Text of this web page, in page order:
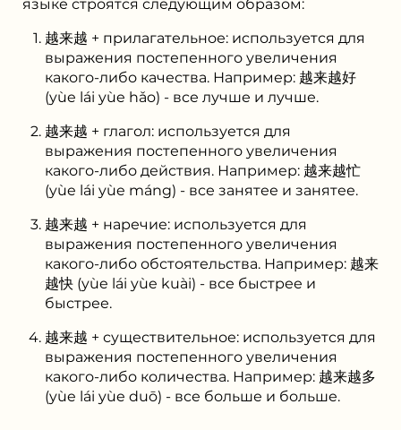
языке строятся следующим образом:
越来越 + прилагательное: используется для
выражения постепенного увеличения
какого-либо качества. Например: 越来越好
(yùe lái yùe hǎo) - все лучше и лучше.
越来越 + глагол: используется для
выражения постепенного увеличения
какого-либо действия. Например: 越来越忙
(yùe lái yùe máng) - все занятее и занятее.
越来越 + наречие: используется для
выражения постепенного увеличения
какого-либо обстоятельства. Например: 越来
越快 (yùe lái yùe kuài) - все быстрее и
быстрее.
越来越 + существительное: используется для
выражения постепенного увеличения
какого-либо количества. Например: 越来越多
(yùe lái yùe duō) - все больше и больше.